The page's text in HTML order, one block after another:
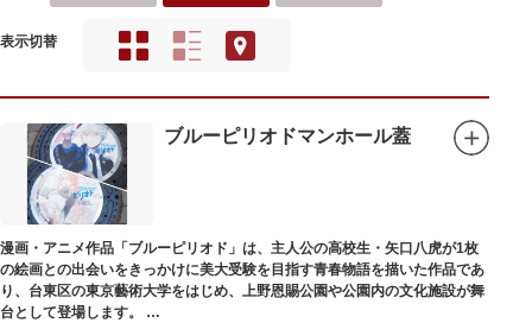
表示切替
ブルーピリオドマンホール蓋
漫画・アニメ作品「ブルーピリオド」は、主人公の高校生・矢口八虎が1枚
の絵画との出会いをきっかけに美大受験を目指す青春物語を描いた作品であ
り、台東区の東京藝術大学をはじめ、上野恩賜公園や公園内の文化施設が舞
台として登場します。